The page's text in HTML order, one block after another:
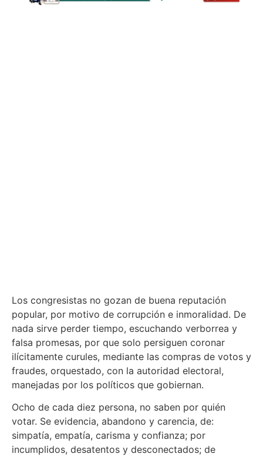
Los congresistas no gozan de buena reputación
popular, por motivo de corrupción e inmoralidad. De
nada sirve perder tiempo, escuchando verborrea y
falsa promesas, por que solo persiguen coronar
ilícitamente curules, mediante las compras de votos y
fraudes, orquestado, con la autoridad electoral,
manejadas por los políticos que gobiernan.
Ocho de cada diez persona, no saben por quién
votar. Se evidencia, abandono y carencia, de:
simpatía, empatía, carisma y confianza; por
incumplidos, desatentos y desconectados; de